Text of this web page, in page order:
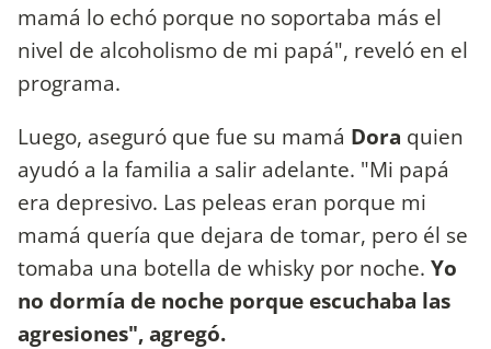
mamá lo echó porque no soportaba más el
nivel de alcoholismo de mi papá", reveló en el
programa.
Luego, aseguró que fue su mamá Dora quien
ayudó a la familia a salir adelante. "Mi papá
era depresivo. Las peleas eran porque mi
mamá quería que dejara de tomar, pero él se
tomaba una botella de whisky por noche. Yo
no dormía de noche porque escuchaba las
agresiones", agregó.